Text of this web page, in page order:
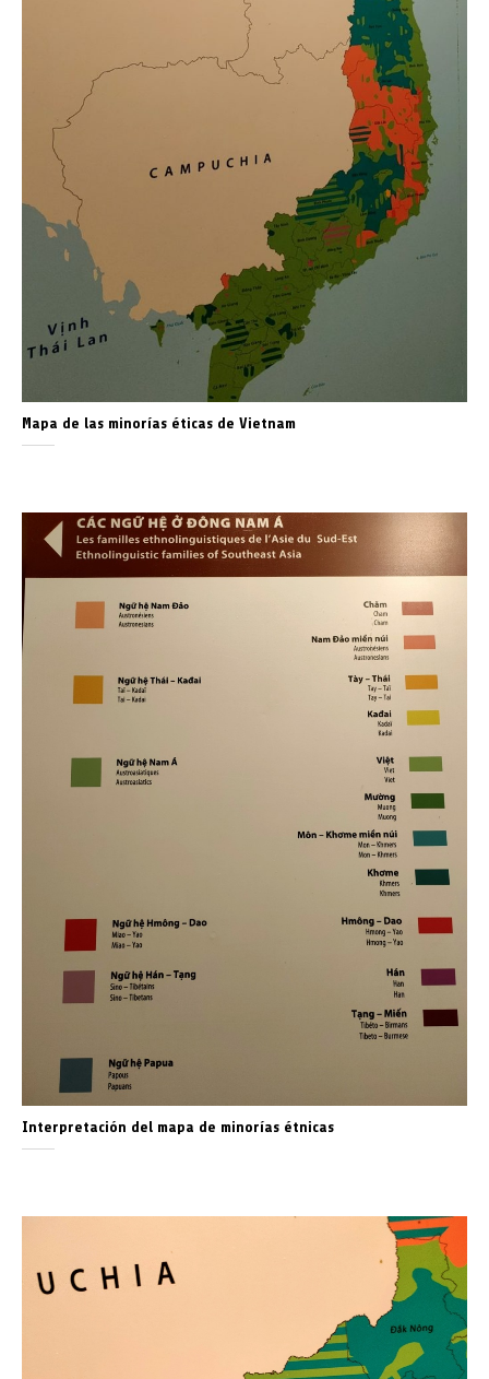
Mapa de las minorías éticas de Vietnam
Interpretación del mapa de minorías étnicas